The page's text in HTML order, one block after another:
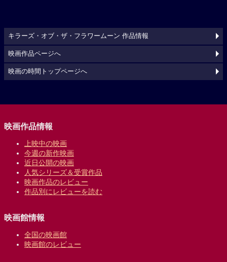
キラーズ・オブ・ザ・フラワームーン 作品情報
映画作品ページへ
映画の時間トップページへ
映画作品情報
上映中の映画
今週の新作映画
近日公開の映画
人気シリーズ＆受賞作品
映画作品のレビュー
作品別にレビューを読む
映画館情報
全国の映画館
映画館のレビュー